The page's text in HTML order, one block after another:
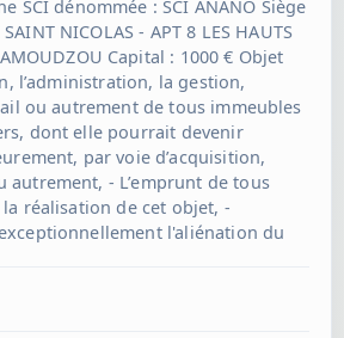
SCI dénommée : SCI ANANO Siège
NICOLAS - APT 8 LES HAUTS
Capital : 1000 € Objet
l’administration, la gestion,
ou autrement de tous immeubles
dont elle pourrait devenir
par voie d’acquisition,
autrement, - L’emprunt de tous
réalisation de cet objet, -
l'aliénation du
ou apport en société, et
opérations quelconques pouvant